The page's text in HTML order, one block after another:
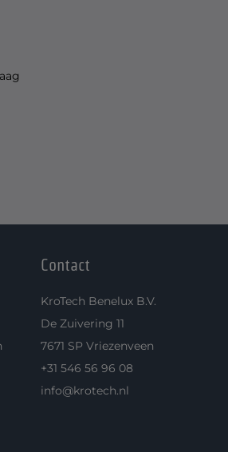
Contact
KroTech Benelux B.V.
De Zuivering 11
7671 SP Vriezenveen
+31 546 56 96 08
info@krotech.nl